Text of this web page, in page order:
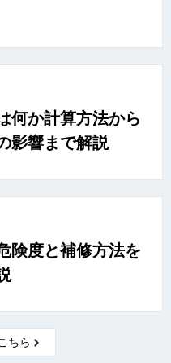
何か計算方法から
影響まで解説
険度と補修方法を
ちら